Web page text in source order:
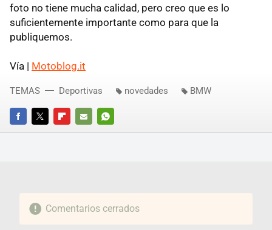
foto no tiene mucha calidad, pero creo que es lo
suficientemente importante como para que la
publiquemos.
Vía | Motoblog.it
FACEBOOKTWITTERFLIPBOARD
E-
WHATSAPP
TEMAS Deportivas novedades BMW
Comentarios cerrados